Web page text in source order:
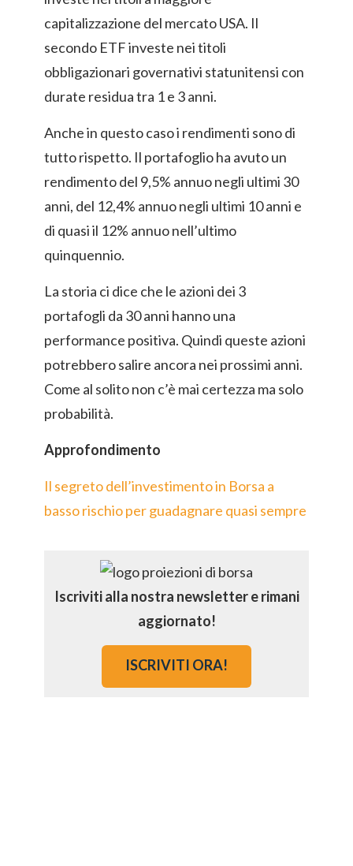
capitalizzazione del mercato USA. Il
secondo ETF investe nei titoli
obbligazionari governativi statunitensi con
durate residua tra 1 e 3 anni.
Anche in questo caso i rendimenti sono di
tutto rispetto. Il portafoglio ha avuto un
rendimento del 9,5% annuo negli ultimi 30
anni, del 12,4% annuo negli ultimi 10 anni e
di quasi il 12% annuo nell’ultimo
quinquennio.
La storia ci dice che le azioni dei 3
portafogli da 30 anni hanno una
performance positiva. Quindi queste azioni
potrebbero salire ancora nei prossimi anni.
Come al solito non c’è mai certezza ma solo
probabilità.
Approfondimento
Il segreto dell’investimento in Borsa a
basso rischio per guadagnare quasi sempre
Iscriviti alla nostra newsletter e rimani
aggiornato!
ISCRIVITI ORA!